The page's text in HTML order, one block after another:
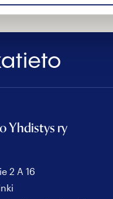
Yhdistys ry
2 A 16